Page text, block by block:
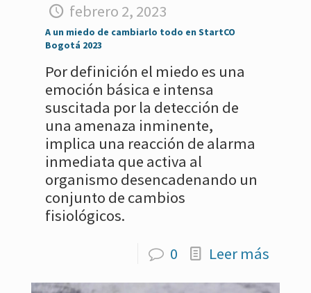
febrero 2, 2023
A un miedo de cambiarlo todo en StartCO
Bogotá 2023
Por definición el miedo es una
emoción básica e intensa
suscitada por la detección de
una amenaza inminente,
implica una reacción de alarma
inmediata que activa al
organismo desencadenando un
conjunto de cambios
fisiológicos.
0
Leer más